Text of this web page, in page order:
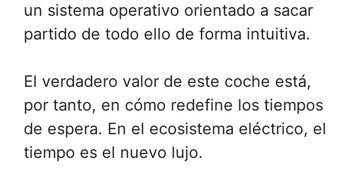
un sistema operativo orientado a sacar
partido de todo ello de forma intuitiva.
El verdadero valor de este coche está,
por tanto, en cómo redefine los tiempos
de espera. En el ecosistema eléctrico, el
tiempo es el nuevo lujo.